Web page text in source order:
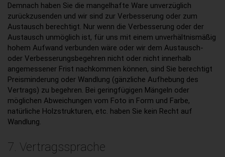
Demnach haben Sie die mangelhafte Ware unverzüglich
zurückzusenden und wir sind zur Verbesserung oder zum
Austausch berechtigt. Nur wenn die Verbesserung oder der
Austausch unmöglich ist, für uns mit einem unverhältnismäßig
hohem Aufwand verbunden wäre oder wir dem Austausch-
oder Verbesserungsbegehren nicht oder nicht innerhalb
angemessener Frist nachkommen können, sind Sie berechtigt
Preisminderung oder Wandlung (gänzliche Aufhebung des
Vertrags) zu begehren. Bei geringfügigen Mängeln oder
möglichen Abweichungen vom Foto in Form und Farbe,
natürliche Holzstrukturen, etc. haben Sie kein Recht auf
Wandlung.
7. Vertragssprache